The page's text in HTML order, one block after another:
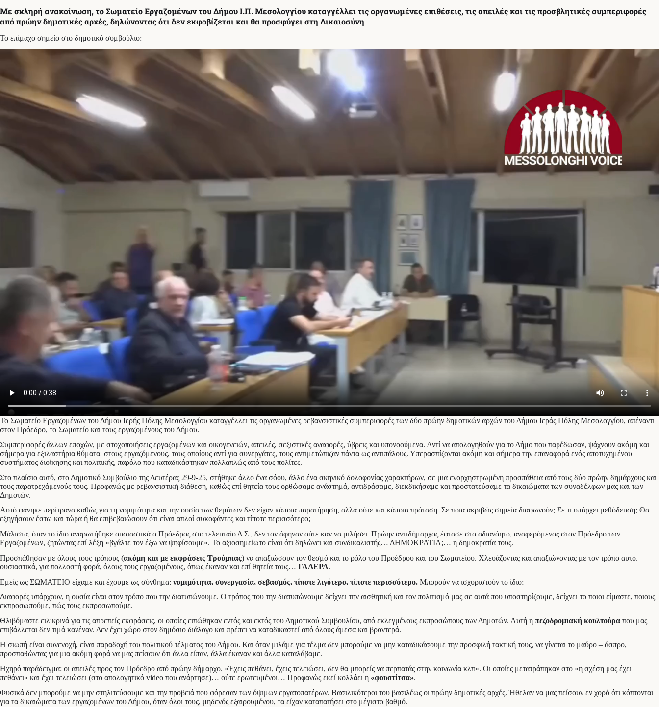
Με σκληρή ανακοίνωση, το Σωματείο Εργαζομένων του Δήμου Ι.Π. Μεσολογγίου καταγγέλλει τις οργανωμένες επιθέσεις, τις απειλές και τις προσβλητικές συμπεριφορές
από πρώην δημοτικές αρχές, δηλώνοντας ότι δεν εκφοβίζεται και θα προσφύγει στη Δικαιοσύνη
Το επίμαχο σημείο στο δημοτικό συμβούλιο:
Το Σωματείο Εργαζομένων του Δήμου Ιερής Πόλης Μεσολογγίου καταγγέλλει τις οργανωμένες ρεβανσιστικές συμπεριφορές των δύο πρώην δημοτικών αρχών του Δήμου Ιεράς Πόλης Μεσολογγίου, απέναντι
στον Πρόεδρο, το Σωματείο και τους εργαζομένους του Δήμου.
Συμπεριφορές άλλων εποχών, με στοχοποιήσεις εργαζομένων και οικογενειών, απειλές, σεξιστικές αναφορές, ύβρεις και υπονοούμενα. Αντί να απολογηθούν για το Δήμο που παρέδωσαν, ψάχνουν ακόμη και
σήμερα για εξιλαστήρια θύματα, στους εργαζόμενους, τους οποίους αντί για συνεργάτες, τους αντιμετώπιζαν πάντα ως αντιπάλους. Υπερασπίζονται ακόμη και σήμερα την επαναφορά ενός αποτυχημένου
συστήματος διοίκησης και πολιτικής, παρόλο που καταδικάστηκαν πολλαπλώς από τους πολίτες.
Στο πλαίσιο αυτό, στο Δημοτικό Συμβούλιο της Δευτέρας 29-9-25, στήθηκε άλλο ένα σόου, άλλο ένα σκηνικό δολοφονίας χαρακτήρων, σε μια ενορχηστρωμένη προσπάθεια από τους δύο πρώην δημάρχους και
τους παρατρεχάμενούς τους. Προφανώς με ρεβανσιστική διάθεση, καθώς επί θητεία τους ορθώσαμε ανάστημά, αντιδράσαμε, διεκδικήσαμε και προστατεύσαμε τα δικαιώματα των συναδέλφων μας και των
Δημοτών.
Αυτό φάνηκε περίτρανα καθώς για τη νομιμότητα και την ουσία των θεμάτων δεν είχαν κάποια παρατήρηση, αλλά ούτε και κάποια πρόταση. Σε ποια ακριβώς σημεία διαφωνούν; Σε τι υπάρχει μεθόδευση; Θα
εξηγήσουν έστω και τώρα ή θα επιβεβαιώσουν ότι είναι απλοί συκοφάντες και τίποτε περισσότερο;
Μάλιστα, όταν το ίδιο αναρωτήθηκε ουσιαστικά ο Πρόεδρος στο τελευταίο Δ.Σ., δεν τον άφηναν ούτε καν να μιλήσει. Πρώην αντιδήμαρχος έφτασε στο αδιανόητο, αναφερόμενος στον Πρόεδρο των
Εργαζομένων, ζητώντας επί λέξη «βγάλτε τον έξω να ψηφίσουμε». Το αξιοσημείωτο είναι ότι δηλώνει και συνδικαλιστής… ΔΗΜΟΚΡΑΤΙΑ;… η δημοκρατία τους.
Προσπάθησαν με όλους τους τρόπους (ακόμη και με εκφράσεις Τρούμπας) να απαξιώσουν τον θεσμό και το ρόλο του Προέδρου και του Σωματείου. Χλευάζοντας και απαξιώνοντας με τον τρόπο αυτό,
ουσιαστικά, για πολλοστή φορά, όλους τους εργαζομένους, όπως έκαναν και επί θητεία τους… ΓΑΛΕΡΑ.
Εμείς ως ΣΩΜΑΤΕΙΟ είχαμε και έχουμε ως σύνθημα: νομιμότητα, συνεργασία, σεβασμός, τίποτε λιγότερο, τίποτε περισσότερο. Μπορούν να ισχυριστούν το ίδιο;
Διαφορές υπάρχουν, η ουσία είναι στον τρόπο που την διατυπώνουμε. Ο τρόπος που την διατυπώνουμε δείχνει την αισθητική και τον πολιτισμό μας σε αυτά που υποστηρίζουμε, δείχνει το ποιοι είμαστε, ποιους
εκπροσωπούμε, πώς τους εκπροσωπούμε.
Θλιβόμαστε ειλικρινά για τις απρεπείς εκφράσεις, οι οποίες ειπώθηκαν εντός και εκτός του Δημοτικού Συμβουλίου, από εκλεγμένους εκπροσώπους των Δημοτών. Αυτή η πεζοδρομιακή κουλτούρα που μας
επιβάλλεται δεν τιμά κανέναν. Δεν έχει χώρο στον δημόσιο διάλογο και πρέπει να καταδικαστεί από όλους άμεσα και βροντερά.
Η σιωπή είναι συνενοχή, είναι παραδοχή του πολιτικού τέλματος του Δήμου. Και όταν μιλάμε για τέλμα δεν μπορούμε να μην καταδικάσουμε την προσφιλή τακτική τους, να γίνεται το μαύρο – άσπρο,
προσπαθώντας για μια ακόμη φορά να μας πείσουν ότι άλλα είπαν, άλλα έκαναν και άλλα καταλάβαμε.
Ηχηρό παράδειγμα: οι απειλές προς τον Πρόεδρο από πρώην δήμαρχο. «Έχεις πεθάνει, έχεις τελειώσει, δεν θα μπορείς να περπατάς στην κοινωνία κλπ». Οι οποίες μετατράπηκαν στο «η σχέση μας έχει
πεθάνει» και έχει τελειώσει (στο απολογητικό video που ανάρτησε)… ούτε ερωτευμένοι… Προφανώς εκεί κολλάει η «φουστίτσα».
Φυσικά δεν μπορούμε να μην στηλιτεύσουμε και την προβειά που φόρεσαν των όψιμων εργατοπατέρων. Βασιλικότεροι του βασιλέως οι πρώην δημοτικές αρχές. Ήθελαν να μας πείσουν εν χορό ότι κόπτονται
για τα δικαιώματα των εργαζομένων του Δήμου, όταν όλοι τους, μηδενός εξαιρουμένου, τα είχαν καταπατήσει στο μέγιστο βαθμό.